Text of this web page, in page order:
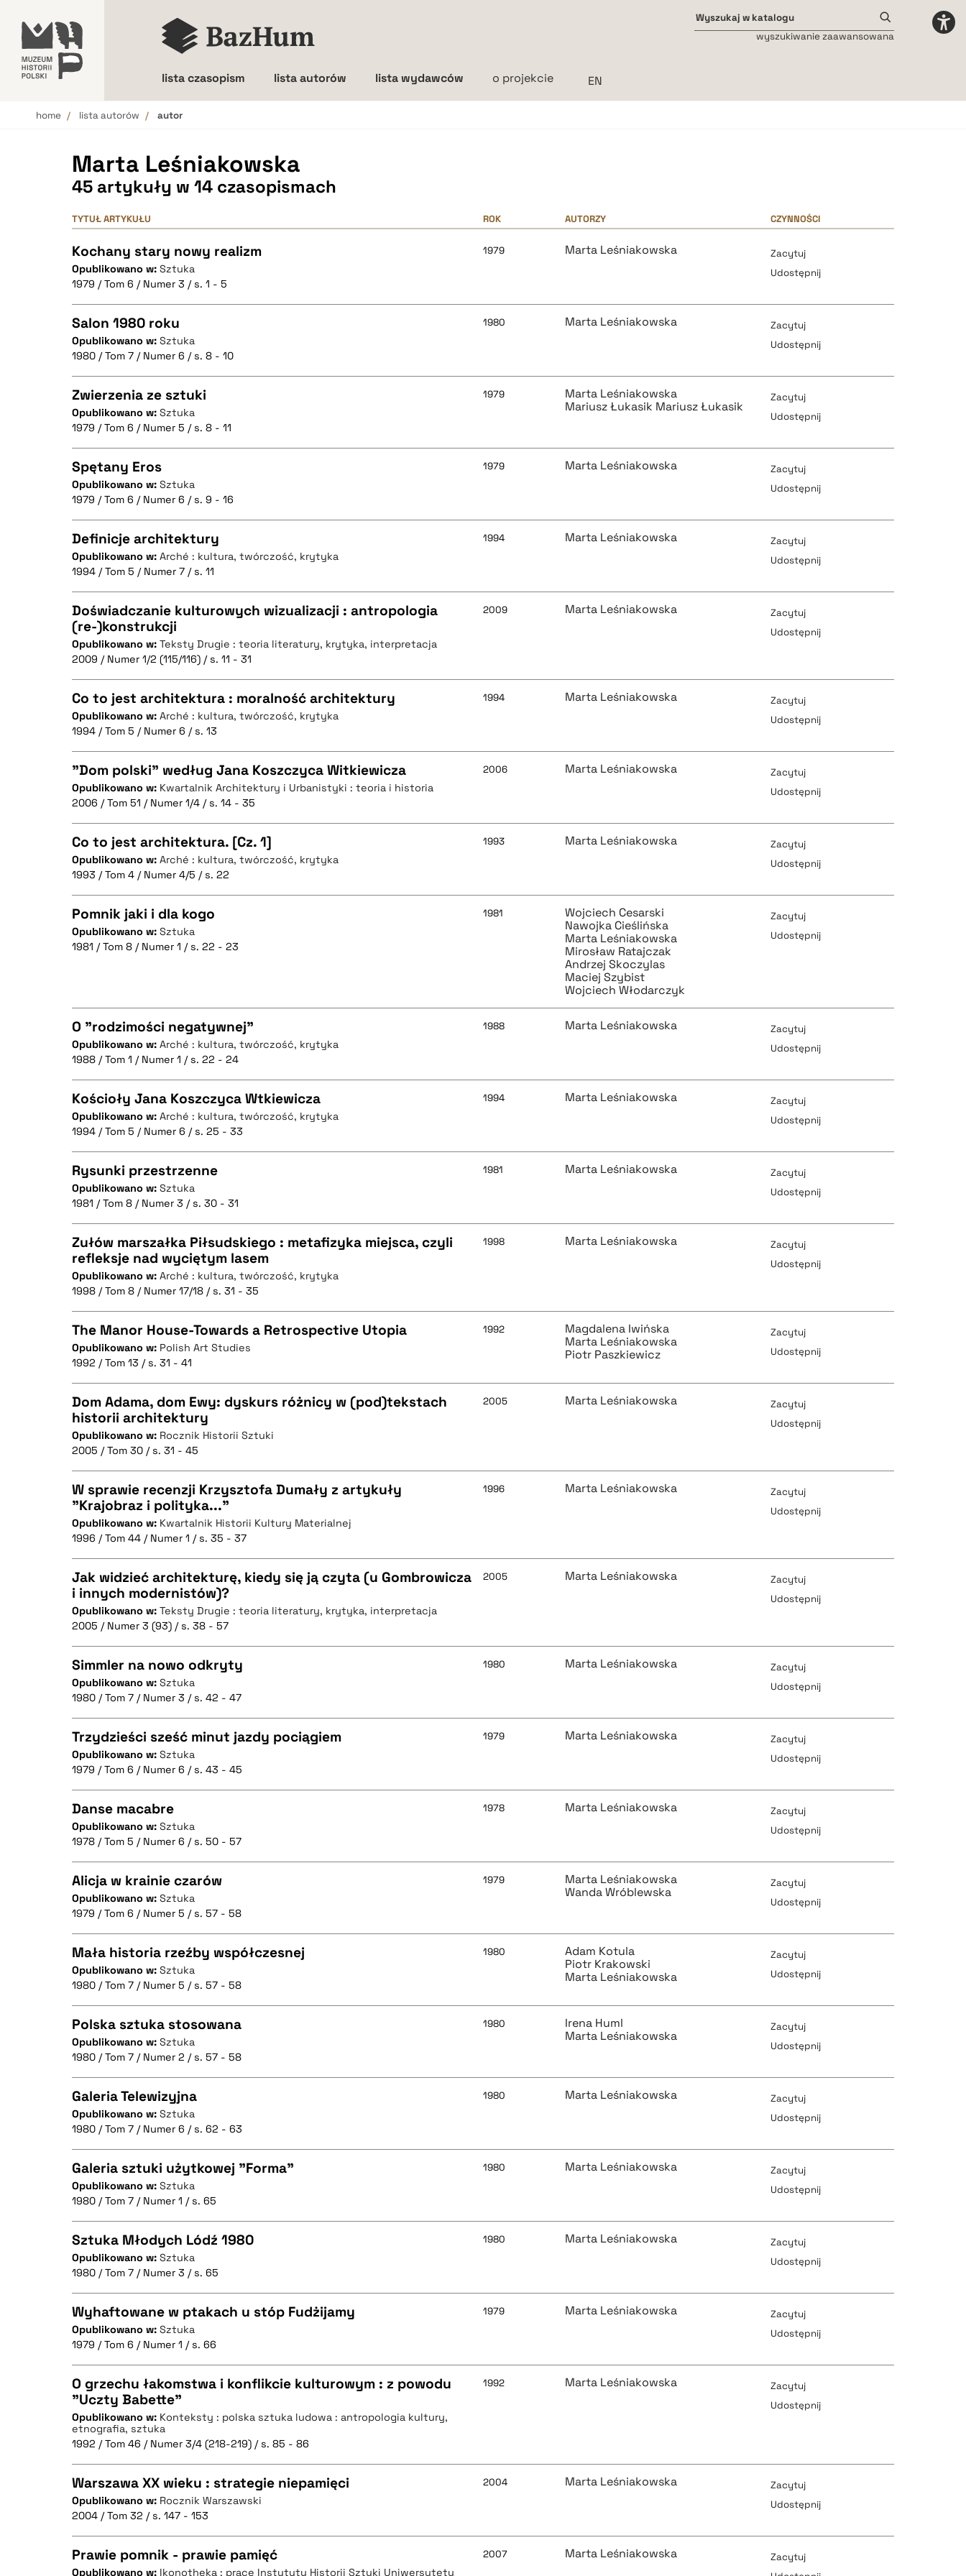
lista czasopism lista autorów lista wydawców o projekcie
wyszukiwanie zaawansowana
home lista autorów autor
Marta Leśniakowska
45 artykuły w 14 czasopismach
TYTUŁ ARTYKUŁU ROK AUTORZY CZYNNOŚCI
Kochany stary nowy realizm
Opublikowano w: Sztuka
1979 / Tom 6 / Numer 3 / s. 1 - 5
1979 Marta Leśniakowska
Zacytuj
Udostępnij
CZYSTY TEKST
pobierz cytat
BIBTEX
pobierz cytat
Salon 1980 roku
Opublikowano w: Sztuka
1980 / Tom 7 / Numer 6 / s. 8 - 10
1980 Marta Leśniakowska
Zacytuj
Udostępnij
CZYSTY TEKST
pobierz cytat
BIBTEX
pobierz cytat
Zwierzenia ze sztuki
Opublikowano w: Sztuka
1979 / Tom 6 / Numer 5 / s. 8 - 11
1979
Marta Leśniakowska
Mariusz Łukasik Mariusz Łukasik
Zacytuj
Udostępnij
CZYSTY TEKST
pobierz cytat
BIBTEX
pobierz cytat
Spętany Eros
Opublikowano w: Sztuka
1979 / Tom 6 / Numer 6 / s. 9 - 16
1979 Marta Leśniakowska
Zacytuj
Udostępnij
CZYSTY TEKST
pobierz cytat
BIBTEX
pobierz cytat
Definicje architektury
Opublikowano w: Arché : kultura, twórczość, krytyka
1994 / Tom 5 / Numer 7 / s. 11
1994 Marta Leśniakowska
Zacytuj
Udostępnij
CZYSTY TEKST
pobierz cytat
BIBTEX
pobierz cytat
Doświadczanie kulturowych wizualizacji : antropologia
(re-)konstrukcji
Opublikowano w: Teksty Drugie : teoria literatury, krytyka, interpretacja
2009 / Numer 1/2 (115/116) / s. 11 - 31
2009 Marta Leśniakowska
Zacytuj
Udostępnij
CZYSTY TEKST
pobierz cytat
BIBTEX
pobierz cytat
Co to jest architektura : moralność architektury
Opublikowano w: Arché : kultura, twórczość, krytyka
1994 / Tom 5 / Numer 6 / s. 13
1994 Marta Leśniakowska
Zacytuj
Udostępnij
CZYSTY TEKST
pobierz cytat
BIBTEX
pobierz cytat
"Dom polski" według Jana Koszczyca Witkiewicza
Opublikowano w: Kwartalnik Architektury i Urbanistyki : teoria i historia
2006 / Tom 51 / Numer 1/4 / s. 14 - 35
2006 Marta Leśniakowska
Zacytuj
Udostępnij
CZYSTY TEKST
pobierz cytat
BIBTEX
Co to jest architektura. [Cz. 1]
Opublikowano w: Arché : kultura, twórczość, krytyka
1993 / Tom 4 / Numer 4/5 / s. 22
1993 Marta Leśniakowska
Zacytuj
Udostępnij
CZYSTY TEKST
BIBTEX
Pomnik jaki i dla kogo
Opublikowano w: Sztuka
1981 / Tom 8 / Numer 1 / s. 22 - 23
1981
Wojciech Cesarski
Nawojka Cieślińska
Marta Leśniakowska
Mirosław Ratajczak
Andrzej Skoczylas
Maciej Szybist
Wojciech Włodarczyk
Zacytuj
Udostępnij
CZYSTY TEKST
pobierz cytat
BIBTEX
pobierz cytat
O "rodzimości negatywnej"
Opublikowano w: Arché : kultura, twórczość, krytyka
1988 / Tom 1 / Numer 1 / s. 22 - 24
1988 Marta Leśniakowska
Zacytuj
Udostępnij
CZYSTY TEKST
pobierz cytat
BIBTEX
pobierz cytat
Kościoły Jana Koszczyca Wtkiewicza
Opublikowano w: Arché : kultura, twórczość, krytyka
1994 / Tom 5 / Numer 6 / s. 25 - 33
1994 Marta Leśniakowska
Zacytuj
Udostępnij
CZYSTY TEKST
pobierz cytat
BIBTEX
pobierz cytat
Rysunki przestrzenne
Opublikowano w: Sztuka
1981 / Tom 8 / Numer 3 / s. 30 - 31
1981 Marta Leśniakowska
Zacytuj
Udostępnij
CZYSTY TEKST
pobierz cytat
BIBTEX
pobierz cytat
Zułów marszałka Piłsudskiego : metafizyka miejsca, czyli
refleksje nad wyciętym lasem
Opublikowano w: Arché : kultura, twórczość, krytyka
1998 / Tom 8 / Numer 17/18 / s. 31 - 35
1998 Marta Leśniakowska
Zacytuj
Udostępnij
CZYSTY TEKST
pobierz cytat
BIBTEX
pobierz cytat
The Manor House-Towards a Retrospective Utopia
Opublikowano w: Polish Art Studies
1992 / Tom 13 / s. 31 - 41
1992
Magdalena Iwińska
Marta Leśniakowska
Piotr Paszkiewicz
Zacytuj
Udostępnij
CZYSTY TEKST
pobierz cytat
BIBTEX
Dom Adama, dom Ewy: dyskurs różnicy w (pod)tekstach
historii architektury
Opublikowano w: Rocznik Historii Sztuki
2005 / Tom 30 / s. 31 - 45
2005 Marta Leśniakowska
Zacytuj
Udostępnij
CZYSTY TEKST
pobierz cytat
BIBTEX
W sprawie recenzji Krzysztofa Dumały z artykuły
"Krajobraz i polityka..."
Opublikowano w: Kwartalnik Historii Kultury Materialnej
1996 / Tom 44 / Numer 1 / s. 35 - 37
1996 Marta Leśniakowska
Zacytuj
Udostępnij
CZYSTY TEKST
pobierz cytat
BIBTEX
pobierz cytat
Jak widzieć architekturę, kiedy się ją czyta (u Gombrowicza
i innych modernistów)?
Opublikowano w: Teksty Drugie : teoria literatury, krytyka, interpretacja
2005 / Numer 3 (93) / s. 38 - 57
2005 Marta Leśniakowska
Zacytuj
Udostępnij
CZYSTY TEKST
pobierz cytat
BIBTEX
pobierz cytat
Simmler na nowo odkryty
Opublikowano w: Sztuka
1980 / Tom 7 / Numer 3 / s. 42 - 47
1980 Marta Leśniakowska
Zacytuj
Udostępnij
CZYSTY TEKST
pobierz cytat
BIBTEX
pobierz cytat
Trzydzieści sześć minut jazdy pociągiem
Opublikowano w: Sztuka
1979 / Tom 6 / Numer 6 / s. 43 - 45
1979 Marta Leśniakowska
Zacytuj
Udostępnij
CZYSTY TEKST
pobierz cytat
BIBTEX
pobierz cytat
Danse macabre
Opublikowano w: Sztuka
1978 / Tom 5 / Numer 6 / s. 50 - 57
1978 Marta Leśniakowska
Zacytuj
Udostępnij
CZYSTY TEKST
pobierz cytat
BIBTEX
pobierz cytat
Alicja w krainie czarów
Opublikowano w: Sztuka
1979 / Tom 6 / Numer 5 / s. 57 - 58
1979
Marta Leśniakowska
Wanda Wróblewska
Zacytuj
Udostępnij
CZYSTY TEKST
pobierz cytat
BIBTEX
pobierz cytat
Mała historia rzeźby współczesnej
Opublikowano w: Sztuka
1980 / Tom 7 / Numer 5 / s. 57 - 58
1980
Adam Kotula
Piotr Krakowski
Marta Leśniakowska
Zacytuj
Udostępnij
CZYSTY TEKST
pobierz cytat
BIBTEX
pobierz cytat
Polska sztuka stosowana
Opublikowano w: Sztuka
1980 / Tom 7 / Numer 2 / s. 57 - 58
1980
Irena Huml
Marta Leśniakowska
Zacytuj
Udostępnij
CZYSTY TEKST
pobierz cytat
BIBTEX
pobierz cytat
Galeria Telewizyjna
Opublikowano w: Sztuka
1980 / Tom 7 / Numer 6 / s. 62 - 63
1980 Marta Leśniakowska
Zacytuj
Udostępnij
CZYSTY TEKST
pobierz cytat
BIBTEX
pobierz cytat
Galeria sztuki użytkowej "Forma"
Opublikowano w: Sztuka
1980 / Tom 7 / Numer 1 / s. 65
1980 Marta Leśniakowska
Zacytuj
Udostępnij
CZYSTY TEKST
pobierz cytat
BIBTEX
pobierz cytat
Sztuka Młodych Lódź 1980
Opublikowano w: Sztuka
1980 / Tom 7 / Numer 3 / s. 65
1980 Marta Leśniakowska
Zacytuj
Udostępnij
CZYSTY TEKST
pobierz cytat
BIBTEX
Wyhaftowane w ptakach u stóp Fudżijamy
Opublikowano w: Sztuka
1979 / Tom 6 / Numer 1 / s. 66
1979 Marta Leśniakowska
Zacytuj
Udostępnij
CZYSTY TEKST
BIBTEX
O grzechu łakomstwa i konflikcie kulturowym : z powodu
"Uczty Babette"
Opublikowano w: Konteksty : polska sztuka ludowa : antropologia kultury,
etnografia, sztuka
1992 / Tom 46 / Numer 3/4 (218-219) / s. 85 - 86
1992 Marta Leśniakowska
Zacytuj
Udostępnij
CZYSTY TEKST
pobierz cytat
Warszawa XX wieku : strategie niepamięci
Opublikowano w: Rocznik Warszawski
2004 / Tom 32 / s. 147 - 153
2004 Marta Leśniakowska
Zacytuj
Udostępnij
Prawie pomnik - prawie pamięć
Opublikowano w: Ikonotheka : prace Instytutu Historii Sztuki Uniwersytetu
2007 Marta Leśniakowska
Zacytuj